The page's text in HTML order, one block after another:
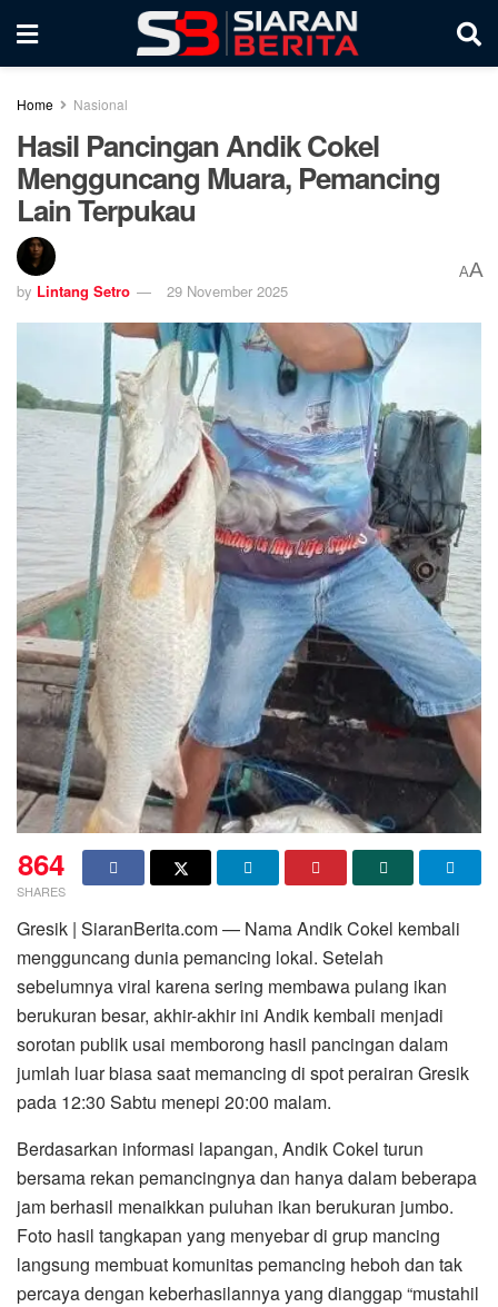
Home Nasional
Hasil Pancingan Andik Cokel
Mengguncang Muara, Pemancing
Lain Terpukau
by Lintang Setro 29 November 2025
AA
864
SHARES
Gresik | SiaranBerita.com — Nama Andik Cokel kembali
mengguncang dunia pemancing lokal. Setelah
sebelumnya viral karena sering membawa pulang ikan
berukuran besar, akhir-akhir ini Andik kembali menjadi
sorotan publik usai memborong hasil pancingan dalam
jumlah luar biasa saat memancing di spot perairan Gresik
pada 12:30 Sabtu menepi 20:00 malam.
Berdasarkan informasi lapangan, Andik Cokel turun
bersama rekan pemancingnya dan hanya dalam beberapa
jam berhasil menaikkan puluhan ikan berukuran jumbo.
Foto hasil tangkapan yang menyebar di grup mancing
langsung membuat komunitas pemancing heboh dan tak
percaya dengan keberhasilannya yang dianggap “mustahil